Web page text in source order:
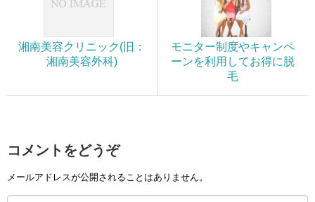
湘南美容クリニック(旧：
湘南美容外科)
モニター制度やキャンペ
ーンを利用してお得に脱
毛
コメントをどうぞ
メールアドレスが公開されることはありません。